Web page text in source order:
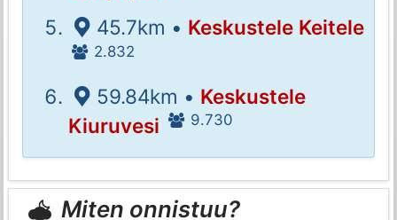
45.7km • Keskustele Keitele
2.832
59.84km • Keskustele
Kiuruvesi
9.730
Miten onnistuu?